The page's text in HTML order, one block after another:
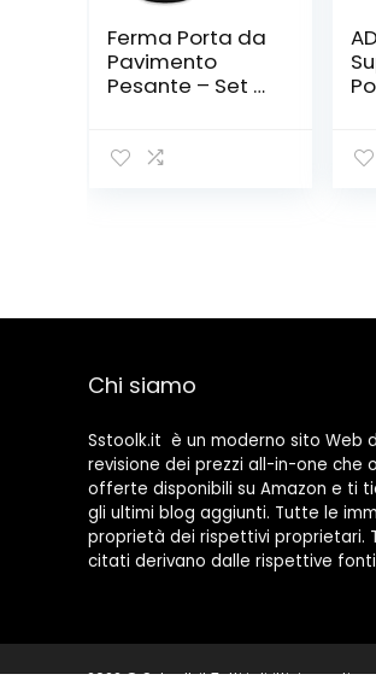
Ferma Porta da
Pavimento
Pesante – Set di
Ricambio in
Chi siamo
Sstoolk.it è un moderno sito Web
revisione dei prezzi all-in-one che
offerte disponibili su Amazon e ti
gli ultimi blog aggiunti. Tutte le
proprietà dei rispettivi proprietari.
citati derivano dalle rispettive
2022 © Sstoolk.it Tutti i diritti riservati